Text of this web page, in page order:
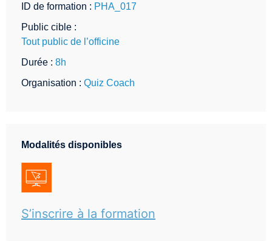
ID de formation : PHA_017
Public cible :
Tout public de l’officine
Durée : 8h
Organisation : Quiz Coach
Modalités disponibles
S’inscrire à la formation